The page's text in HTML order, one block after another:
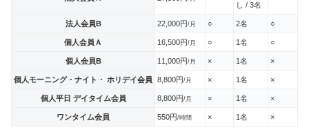
し / 3名
法人会員B 22,000円/月 ○ 2名 ○
個人会員Ａ 16,500円/月 ○ 1名 ○
個人会員B 11,000円/月 × 1名 ×
個人モーニング・ナイト・ ホリデイ会員 8,800円/月 × 1名 ×
個人平日 デイタイム会員 8,800円/月 × 1名 ×
ワンタイム会員 550円/時間 × 1名 ×